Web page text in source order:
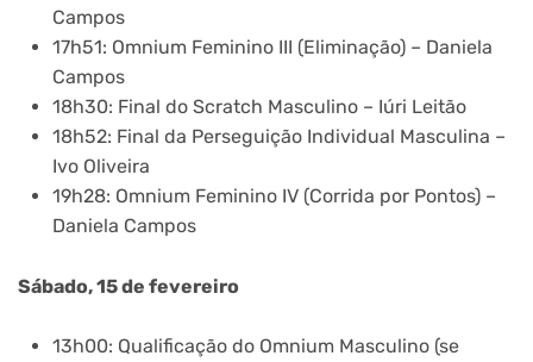
Campos
17h51: Omnium Feminino III (Eliminação) – Daniela
Campos
18h30: Final do Scratch Masculino – Iúri Leitão
18h52: Final da Perseguição Individual Masculina –
Ivo Oliveira
19h28: Omnium Feminino IV (Corrida por Pontos) –
Daniela Campos
Sábado, 15 de fevereiro
13h00: Qualificação do Omnium Masculino (se